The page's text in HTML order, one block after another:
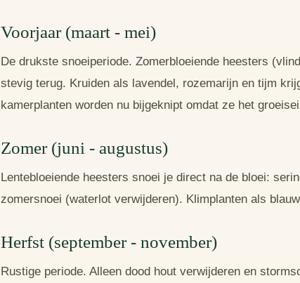
Voorjaar (maart - mei)
De drukste snoeiperiode. Zomerbloeiende heesters
stevig terug. Kruiden als lavendel, rozemarijn en tijm
kamerplanten worden nu bijgeknipt omdat ze het
Zomer (juni - augustus)
Lentebloeiende heesters snoei je direct na de bloei:
zomersnoei (waterlot verwijderen). Klimplanten als
Herfst (september - november)
Rustige periode. Alleen dood hout verwijderen en